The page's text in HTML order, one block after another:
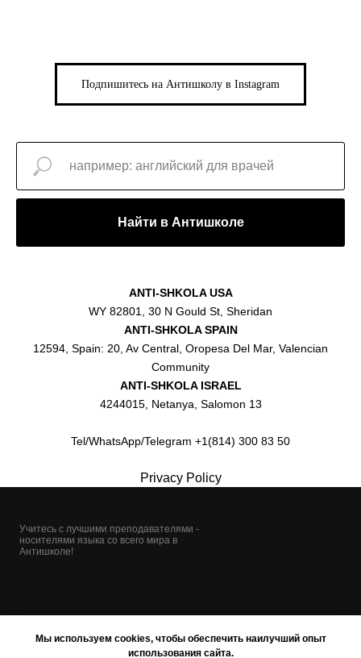
Подпишитесь на Антишколу в Instagram
Мы используем cookies, чтобы обеспечить наилучший опыт
использования сайта.
Найти в Антишколе
ANTI-SHKOLA USA
WY 82801, 30 N Gould St, Sheridan
ANTI-SHKOLA SPAIN
12594, Spain: 20, Av Central, Oropesa Del Mar, Valencian
Community
ANTI-SHKOLA ISRAEL
4244015, Netanya, Salomon 13
Tel/WhatsApp/Telegram +1(814) 300 83 50
Privacy Policy
Учитесь с лучшими преподавателями -
носителями языка со всего мира в
Антишколе!